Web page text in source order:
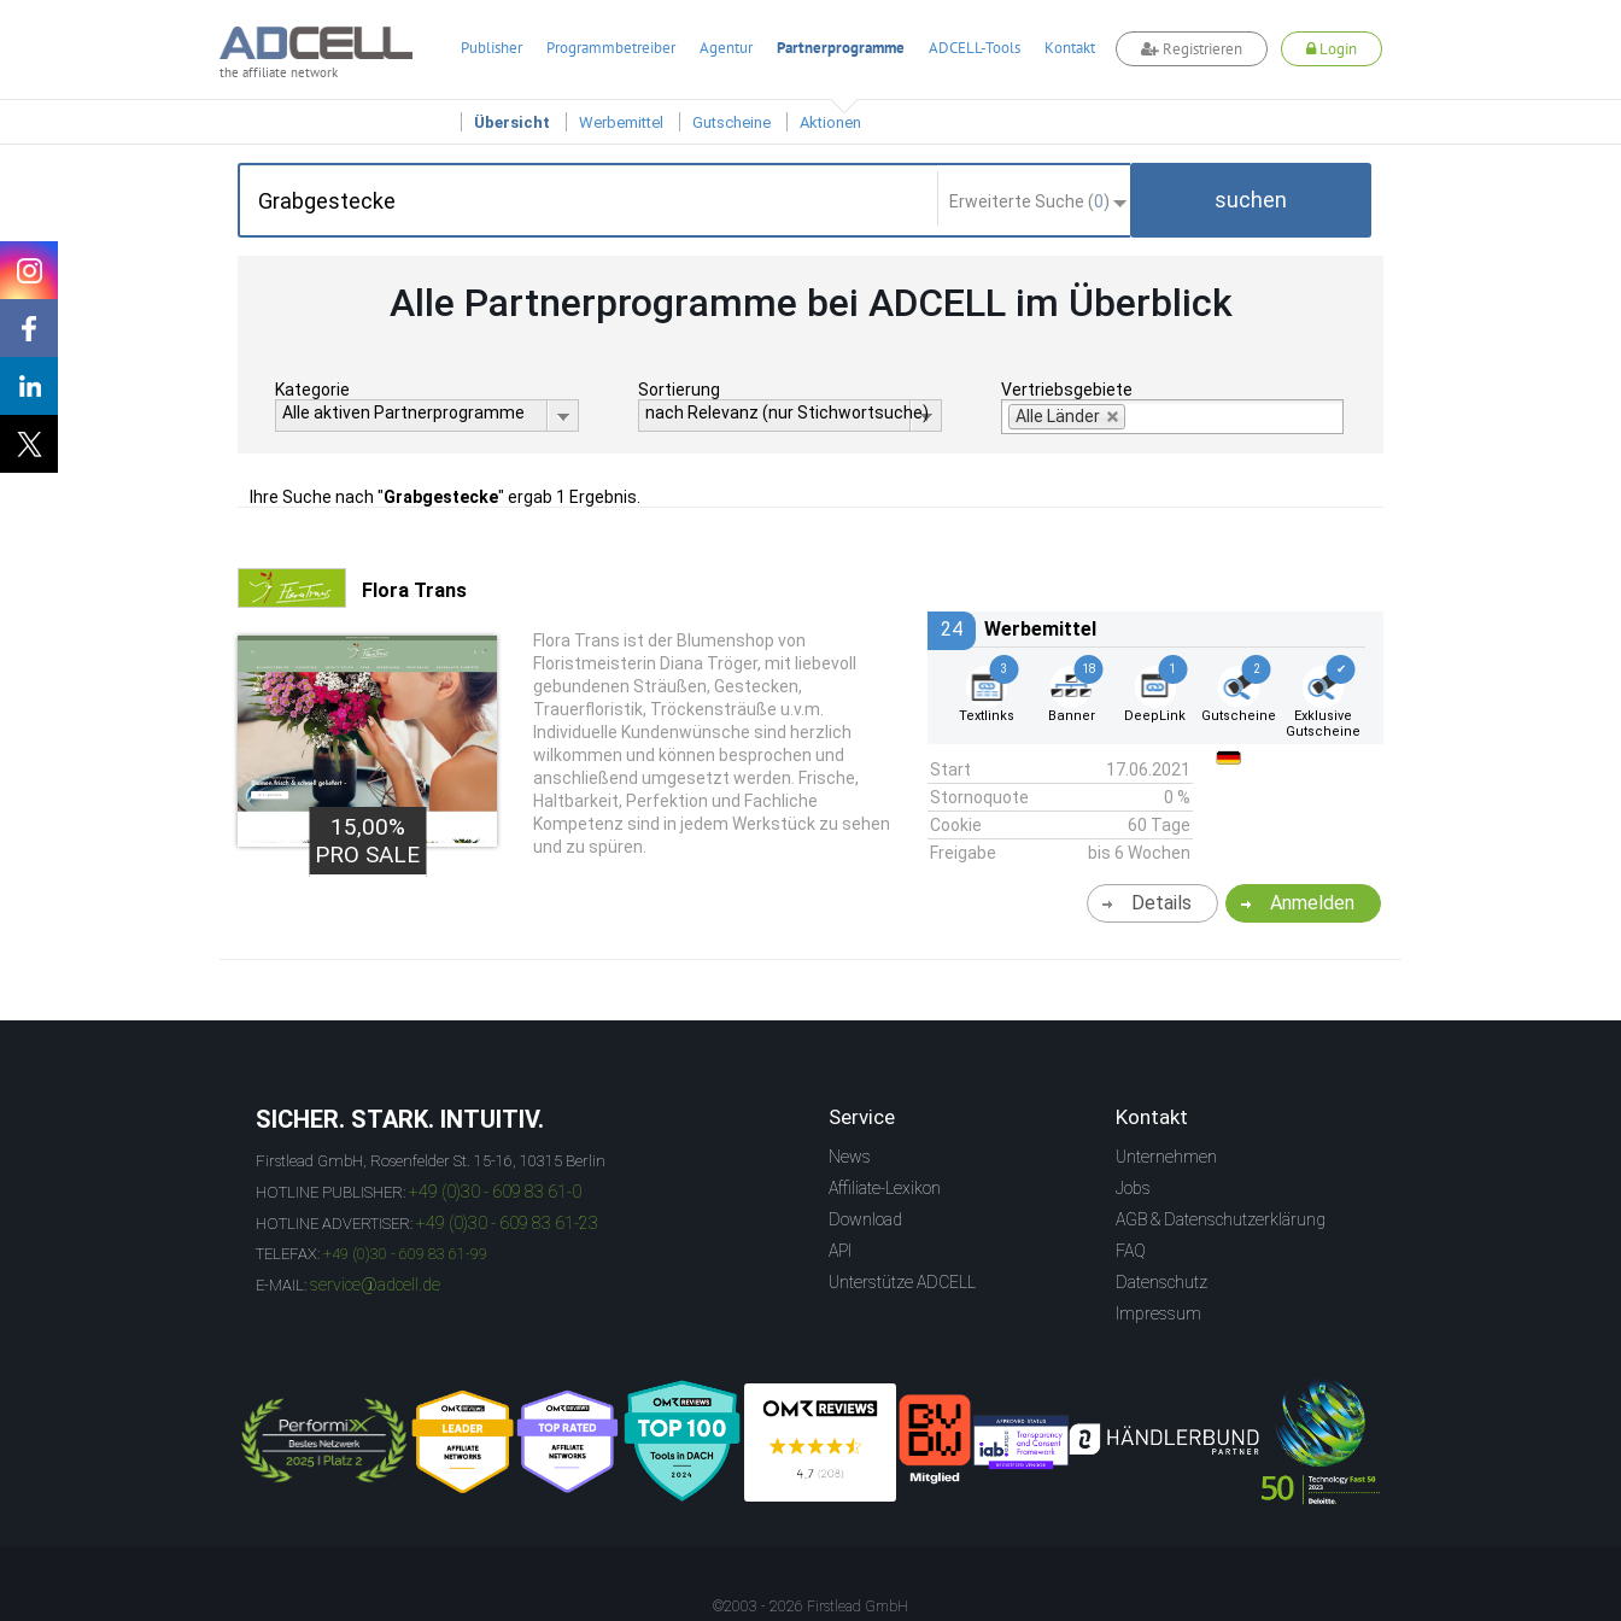
the affiliate network
Publisher Programmbetreiber Agentur Partnerprogramme ADCELL-Tools Kontakt Registrieren Login
Übersicht Werbemittel Gutscheine Aktionen
Erweiterte Suche (0) suchen
Alle Partnerprogramme bei ADCELL im Überblick
Kategorie
Alle aktiven Partnerprogramme
Sortierung
nach Relevanz (nur Stichwortsuche)
Vertriebsgebiete
Alle Länder
Ihre Suche nach "Grabgestecke" ergab 1 Ergebnis.
Flora Trans
15,00%
PRO SALE
Flora Trans ist der Blumenshop von
Floristmeisterin Diana Tröger, mit liebevoll
gebundenen Sträußen, Gestecken,
Trauerfloristik, Tröckensträuße u.v.m.
Individuelle Kundenwünsche sind herzlich
wilkommen und können besprochen und
anschließend umgesetzt werden. Frische,
Haltbarkeit, Perfektion und Fachliche
Kompetenz sind in jedem Werkstück zu sehen
und zu spüren.
24 Werbemittel
3
Textlinks
18
Banner
1
DeepLink
2
Gutscheine
✔
Exklusive
Gutscheine
Start
17.06.2021
Stornoquote
0 %
Cookie
60 Tage
Freigabe
bis 6 Wochen
Anmelden
Details
SICHER. STARK. INTUITIV.
Firstlead GmbH, Rosenfelder St. 15-16, 10315 Berlin
HOTLINE PUBLISHER: +49 (0)30 - 609 83 61-0
HOTLINE ADVERTISER: +49 (0)30 - 609 83 61-23
TELEFAX: +49 (0)30 - 609 83 61-99
E-MAIL: service@adcell.de
Service
News
Affiliate-Lexikon
Download
API
Unterstütze ADCELL
Kontakt
Unternehmen
Jobs
AGB & Datenschutzerklärung
FAQ
Datenschutz
Impressum
©2003 - 2026 Firstlead GmbH